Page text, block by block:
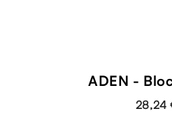
ADEN -
28,24